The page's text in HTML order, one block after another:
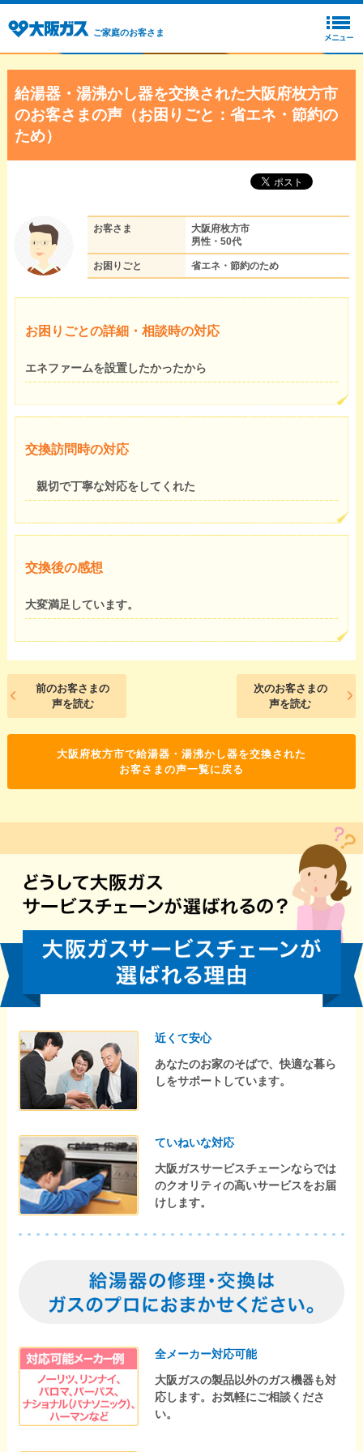
ご家庭のお客さま
給湯器・湯沸かし器を交換された大阪府枚方市
のお客さまの声（お困りごと：省エネ・節約の
ため）
お客さま
大阪府枚方市
男性・50代
お困りごと 省エネ・節約のため
お困りごとの詳細・相談時の対応
エネファームを設置したかったから
交換訪問時の対応
親切で丁寧な対応をしてくれた
交換後の感想
大変満足しています。
前のお客さまの
声を読む
次のお客さまの
声を読む
大阪府枚方市で給湯器・湯沸かし器を交換された
お客さまの声一覧に戻る
近くて安心
あなたのお家のそばで、快適な暮ら
しをサポートしています。
ていねいな対応
大阪ガスサービスチェーンならでは
のクオリティの高いサービスをお届
けします。
全メーカー対応可能
大阪ガスの製品以外のガス機器も対
応します。お気軽にご相談くださ
い。